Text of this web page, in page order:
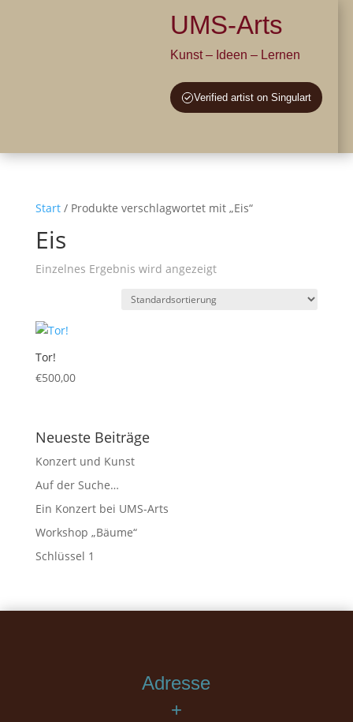
UMS-Arts
Kunst – Ideen – Lernen
Verified artist on Singulart
Start/ Produkte verschlagwortet mit „Eis“
Eis
Einzelnes Ergebnis wird angezeigt
Tor!
€500,00
Neueste Beiträge
Konzert und Kunst
Auf der Suche…
Ein Konzert bei UMS-Arts
Workshop „Bäume“
Schlüssel 1
Adresse
+